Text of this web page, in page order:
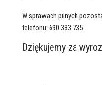
W sprawach pilnych
telefonu: 690 333 735.
Dziękujemy za